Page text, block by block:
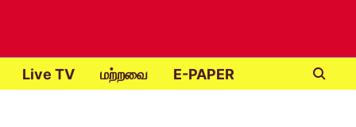
Live TV மற்றவை E-PAPER